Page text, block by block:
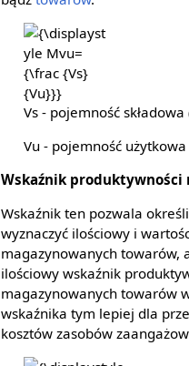
{\displaystyle
Mvu={\frac
{Vs}{Vu}}}
Vs - pojemność
Vu - pojemność
Wskaźnik produktywności
Wskaźnik ten pozwala
wyznaczyć ilościowy i
magazynowanych
ilościowy wskaźnik
magazynowanych towarów
wskaźnika tym lepiej dla
kosztów zasobów